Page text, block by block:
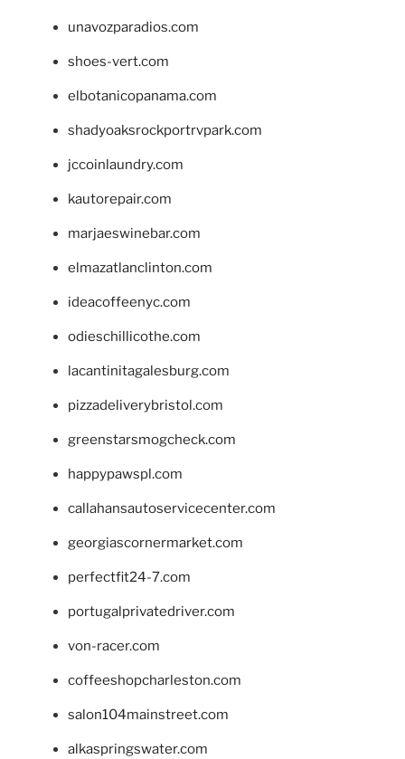
unavozparadios.com
shoes-vert.com
elbotanicopanama.com
shadyoaksrockportrvpark.com
jccoinlaundry.com
kautorepair.com
marjaeswinebar.com
elmazatlanclinton.com
ideacoffeenyc.com
odieschillicothe.com
lacantinitagalesburg.com
pizzadeliverybristol.com
greenstarsmogcheck.com
happypawspl.com
callahansautoservicecenter.com
georgiascornermarket.com
perfectfit24-7.com
portugalprivatedriver.com
von-racer.com
coffeeshopcharleston.com
salon104mainstreet.com
alkaspringswater.com